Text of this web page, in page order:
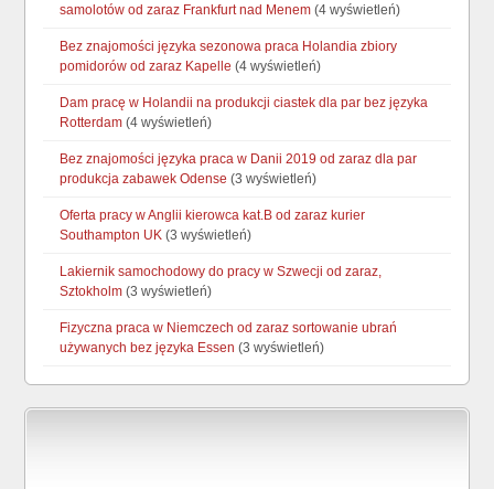
samolotów od zaraz Frankfurt nad Menem (4 wyświetleń)
Bez znajomości języka sezonowa praca Holandia zbiory
pomidorów od zaraz Kapelle (4 wyświetleń)
Dam pracę w Holandii na produkcji ciastek dla par bez języka
Rotterdam (4 wyświetleń)
Bez znajomości języka praca w Danii 2019 od zaraz dla par
produkcja zabawek Odense (3 wyświetleń)
Oferta pracy w Anglii kierowca kat.B od zaraz kurier
Southampton UK (3 wyświetleń)
Lakiernik samochodowy do pracy w Szwecji od zaraz,
Sztokholm (3 wyświetleń)
Fizyczna praca w Niemczech od zaraz sortowanie ubrań
używanych bez języka Essen (3 wyświetleń)